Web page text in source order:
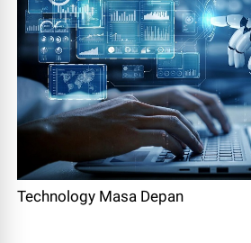
Technology Masa Depan